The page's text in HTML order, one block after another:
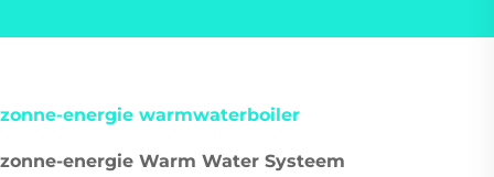
zonne-energie warmwaterboiler
zonne-energie Warm Water Systeem